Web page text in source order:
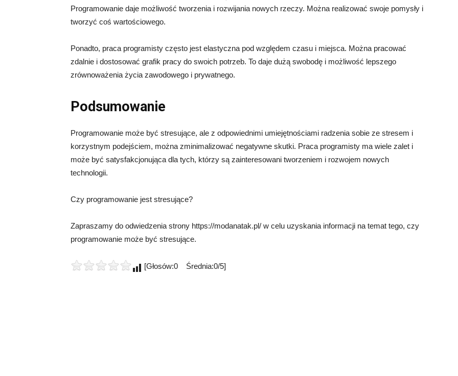
Programowanie daje możliwość tworzenia i rozwijania nowych rzeczy. Można realizować swoje pomysły i
tworzyć coś wartościowego.
Ponadto, praca programisty często jest elastyczna pod względem czasu i miejsca. Można pracować
zdalnie i dostosować grafik pracy do swoich potrzeb. To daje dużą swobodę i możliwość lepszego
zrównoważenia życia zawodowego i prywatnego.
Podsumowanie
Programowanie może być stresujące, ale z odpowiednimi umiejętnościami radzenia sobie ze stresem i
korzystnym podejściem, można zminimalizować negatywne skutki. Praca programisty ma wiele zalet i
może być satysfakcjonująca dla tych, którzy są zainteresowani tworzeniem i rozwojem nowych
technologii.
Czy programowanie jest stresujące?
Zapraszamy do odwiedzenia strony https://modanatak.pl/ w celu uzyskania informacji na temat tego, czy
programowanie może być stresujące.
[Głosów:0 Średnia:0/5]